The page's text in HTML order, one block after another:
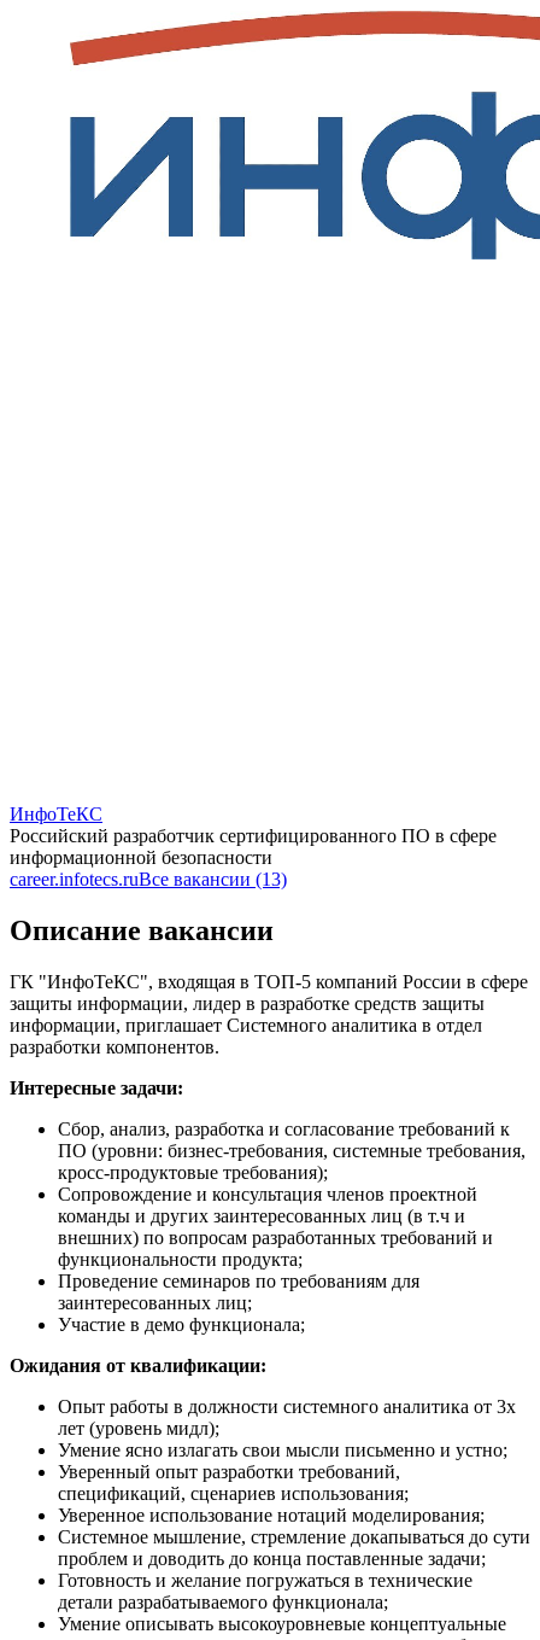
ИнфоТеКС
Российский разработчик сертифицированного ПО в сфере
информационной безопасности
career.infotecs.ruВсе вакансии (13)
Описание вакансии
ГК "ИнфоТеКС", входящая в ТОП-5 компаний России в сфере
защиты информации, лидер в разработке средств защиты
информации, приглашает Системного аналитика в отдел
разработки компонентов.
Интересные задачи:
Сбор, анализ, разработка и согласование требований к
ПО (уровни: бизнес-требования, системные требования,
кросс-продуктовые требования);
Сопровождение и консультация членов проектной
команды и других заинтересованных лиц (в т.ч и
внешних) по вопросам разработанных требований и
функциональности продукта;
Проведение семинаров по требованиям для
заинтересованных лиц;
Участие в демо функционала;
Ожидания от квалификации:
Опыт работы в должности системного аналитика от 3х
лет (уровень мидл);
Умение ясно излагать свои мысли письменно и устно;
Уверенный опыт разработки требований,
спецификаций, сценариев использования;
Уверенное использование нотаций моделирования;
Системное мышление, стремление докапываться до сути
проблем и доводить до конца поставленные задачи;
Готовность и желание погружаться в технические
детали разрабатываемого функционала;
Умение описывать высокоуровневые концептуальные